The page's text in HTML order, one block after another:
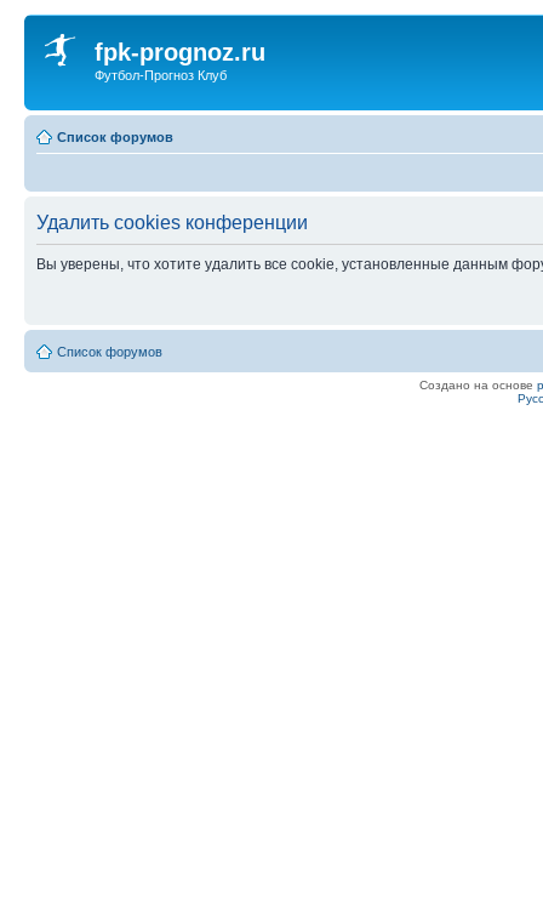
fpk-prognoz.ru
Футбол-Прогноз Клуб
Список форумов
Удалить cookies конференции
Вы уверены, что хотите удалить все cookie, установленные данным
Список форумов
Создано на основе